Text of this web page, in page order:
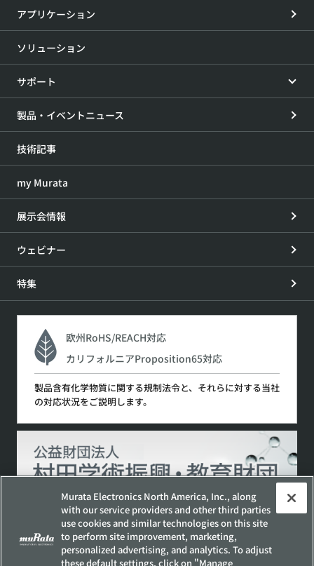
アプリケーション
ソリューション
サポート
製品・イベントニュース
技術記事
my Murata
展示会情報
ウェビナー
特集
欧州RoHS/REACH対応
カリフォルニアProposition65対応
製品含有化学物質に関する規制法令と、それらに対する当社
の対応状況をご説明します。
サイトポリシー
ソーシャルメディアポリシー
個人情報保護方針
Murata Electronics North America, Inc., along
with our service providers and other third parties
use cookies and similar technologies on this site
to perform site improvement, marketing,
personalized advertising, and analytics. To adjust
these default settings, click on "Manage